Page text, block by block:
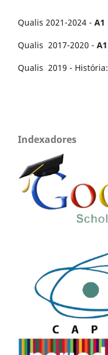
Qualis 2021-2024 - A1
Qualis 2017-2020 - A1
Qualis 2019 - História:
Indexadores